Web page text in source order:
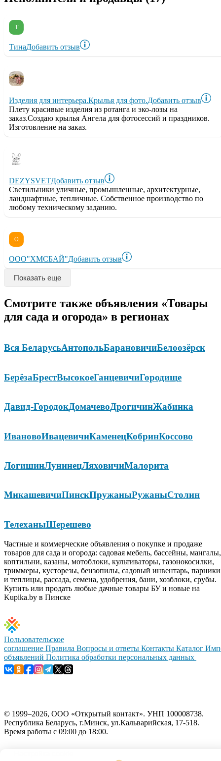
Т
ТинаДобавить отзыв
Изделия для интерьера.Крылья для фото.Добавить отзыв
Плету красивые изделия из ротанга и эко-лозы на
заказ.Создаю крылья Ангела для фотосессий и праздников.
Изготовление на заказ.
DEZYSVETДобавить отзыв
Светильники уличные, промышленные, архитектурные,
ландшафтные, тепличные. Собственное производство по
любому техническому заданию.
О
ООО"ХМСБАЙ"Добавить отзыв
Показать еще
Смотрите также объявления «Товары
для сада и огорода» в регионах
Вся БеларусьАнтопольБарановичиБелоозёрск
БерёзаБрестВысокоеГанцевичиГородище
Давид-ГородокДомачевоДрогичинЖабинка
ИвановоИвацевичиКаменецКобринКоссово
ЛогишинЛунинецЛяховичиМалорита
МикашевичиПинскПружаныРужаныСтолин
ТелеханыШерешево
Частные и коммерческие объявления о покупке и продаже
товаров для сада и огорода: садовая мебель, бассейны, мангалы,
коптильни, казаны, мотоблоки, культиваторы, газонокосилки,
триммеры, кусторезы, бензопилы, садовый инвентарь, парники
и теплицы, рассада, семена, удобрения, бани, хозблоки, срубы.
Купить или продать любые дачные товары БУ и новые на
Kupika.by в Пинске
Пользовательское
соглашение Правила Вопросы и ответы Контакты Каталог
объявлений Политика обработки персональных данных
© 1999–2026, ООО «Открытый контакт». УНП 100008738.
Республика Беларусь, г.Минск, ул.Кальварийская, 17-518.
Время работы с 09:00 до 18:00.